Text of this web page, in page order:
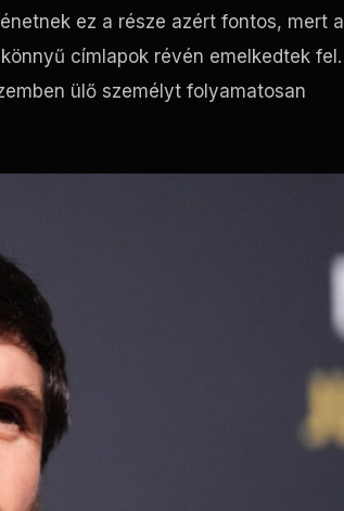
ez a része azért fontos, mert
címlapok révén emelkedtek fel.
ülő személyt folyamatosan